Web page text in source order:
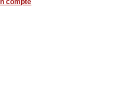
compte